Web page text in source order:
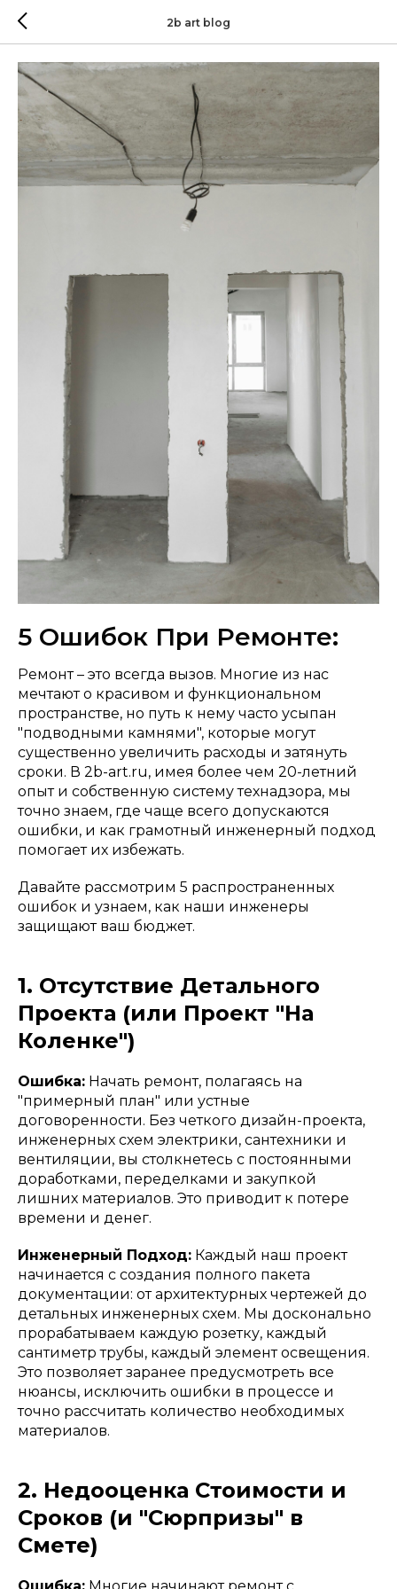
2b art blog
5 Ошибок При Ремонте:
Ремонт – это всегда вызов. Многие из нас
мечтают о красивом и функциональном
пространстве, но путь к нему часто усыпан
"подводными камнями", которые могут
существенно увеличить расходы и затянуть
сроки. В 2b-art.ru, имея более чем 20-летний
опыт и собственную систему технадзора, мы
точно знаем, где чаще всего допускаются
ошибки, и как грамотный инженерный подход
помогает их избежать.
Давайте рассмотрим 5 распространенных
ошибок и узнаем, как наши инженеры
защищают ваш бюджет.
1. Отсутствие Детального
Проекта (или Проект "На
Коленке")
Ошибка: Начать ремонт, полагаясь на
"примерный план" или устные
договоренности. Без четкого дизайн-проекта,
инженерных схем электрики, сантехники и
вентиляции, вы столкнетесь с постоянными
доработками, переделками и закупкой
лишних материалов. Это приводит к потере
времени и денег.
Инженерный Подход: Каждый наш проект
начинается с создания полного пакета
документации: от архитектурных чертежей до
детальных инженерных схем. Мы досконально
прорабатываем каждую розетку, каждый
сантиметр трубы, каждый элемент освещения.
Это позволяет заранее предусмотреть все
нюансы, исключить ошибки в процессе и
точно рассчитать количество необходимых
материалов.
2. Недооценка Стоимости и
Сроков (и "Сюрпризы" в
Смете)